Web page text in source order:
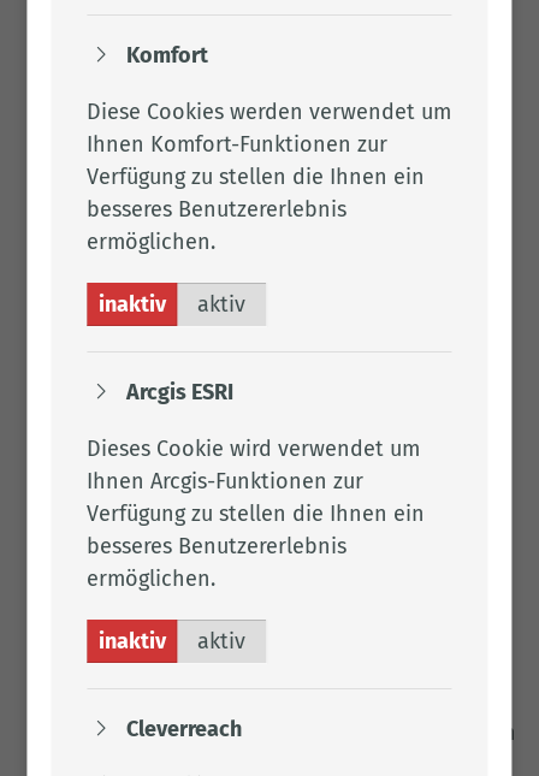
Nichteisenmetallherstellung (aus der
Herstellung und dem Gießen von Blei,
anfallenden Nebenprodukte)
Metallbearbeitung, Metallverarbeitung
Herstellung und Verarbeitung von Glas und
künstlichen Mineralfasern
Alkalichloridelektrolyse
Herstellung vonChemiefasern, Folien und
Schwammtuch nach dem Viskoseverfahren
Erdölverarbeitung
Steinkohleverkokung
Wäsche von Rauchgasen aus
Feuerungsanlagen
Mineralölhaltiges Abwasser
Zahnbehandlung (soweit Amalgam anfällt)
Oberirdische Ablagerung von Abfällen)
Fotografische Prozesse (Silberhalogenid-
Fotografie)
Wäschereien (soweit die Schadstofffracht im
Komfort
Diese Cookies werden verwendet um
Ihnen Komfort-Funktionen zur
Verfügung zu stellen die Ihnen ein
besseres Benutzererlebnis
ermöglichen.
inaktiv aktiv
Arcgis ESRI
Dieses Cookie wird verwendet um
Ihnen Arcgis-Funktionen zur
Verfügung zu stellen die Ihnen ein
besseres Benutzererlebnis
ermöglichen.
inaktiv aktiv
Cleverreach